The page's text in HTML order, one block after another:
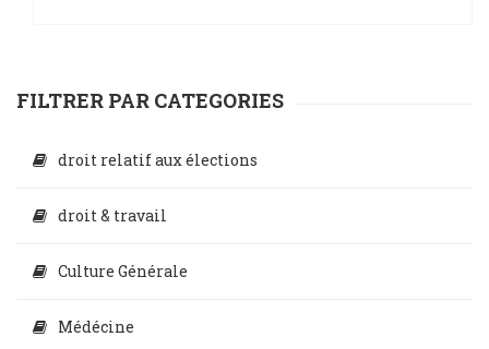
FILTRER PAR CATEGORIES
droit relatif aux élections
droit & travail
Culture Générale
Médécine